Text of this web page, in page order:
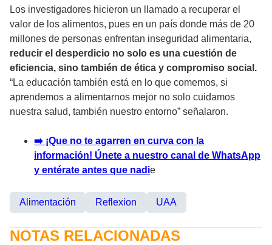
Los investigadores hicieron un llamado a recuperar el
valor de los alimentos, pues en un país donde más de 20
millones de personas enfrentan inseguridad alimentaria,
reducir el desperdicio no solo es una cuestión de
eficiencia, sino también de ética y compromiso social.
“La educación también está en lo que comemos, si
aprendemos a alimentarnos mejor no solo cuidamos
nuestra salud, también nuestro entorno” señalaron.
➡️ ¡Que no te agarren en curva con la
información! Únete a nuestro canal de WhatsApp
y entérate antes que nadie
Alimentación Reflexion UAA
NOTAS RELACIONADAS